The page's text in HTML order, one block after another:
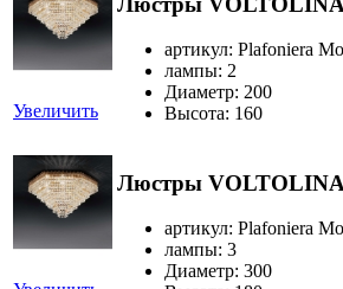
Увеличить
артикул: Plafoniera
лампы: 2
Диаметр: 200
Высота: 160
Люстры VOLTOLINA
артикул: Plafoniera
лампы: 3
Диаметр: 300